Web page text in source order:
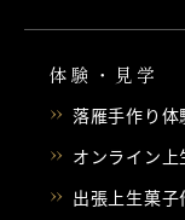
体験・見学
落雁手作り体
オンライン上
出張上生菓子